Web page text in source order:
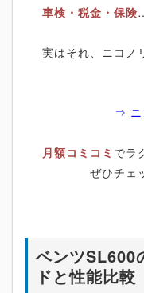
車検・税金・保険
実はそれ、ニコノ
⇒ ニ
月額コミコミ でラ
ぜひチェ
ベンツSL600
ドと性能比較